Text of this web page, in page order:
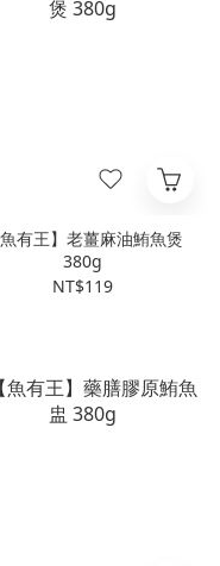
魚有王】老薑麻油鮪魚煲
380g
NT$119